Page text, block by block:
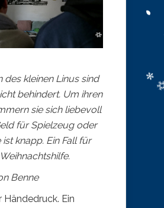
des kleinen Linus sind
behindert. Um ihren
sie sich liebevoll
für Spielzeug oder
knapp. Ein Fall für
Benne
Händedruck. Ein